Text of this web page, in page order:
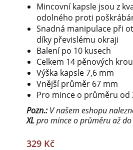
Mincovní kapsle jsou z
odolného proti
Snadná manipulace při
díky převislému okraji
Balení po 10 kusech
Celkem 14 pěnových
Výška kapsle 7,6 mm
Vnější průměr 67 mm
Pro mince o průměru od
Pozn.:V našem eshopu
XLpro mince o průměru až
329 Kč